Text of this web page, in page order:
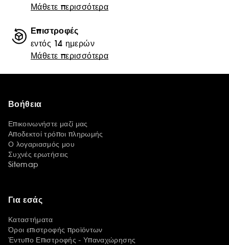
Μάθετε περισσότερα
Επιστροφές
εντός 14 ημερών
Μάθετε περισσότερα
Βοήθεια
Επικοινωνήστε μαζί μας
Αποδεκτοί τρόποι πληρωμής
Ο λογαριασμός μου
Συχνές ερωτήσεις
Sitemap
Για εσάς
Καταστήματα
Όροι επιστροφής προϊόντων
Έντυπο Επιστροφής - Υπαναχώρησης